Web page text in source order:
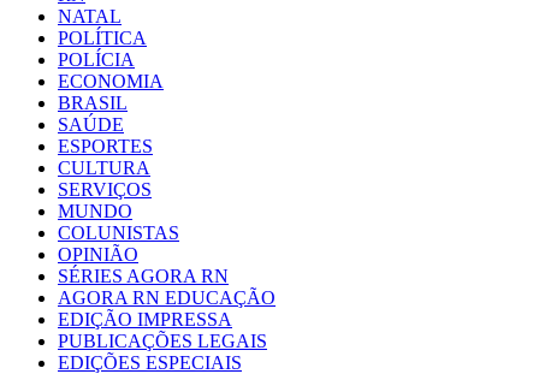
NATAL
POLÍTICA
POLÍCIA
ECONOMIA
BRASIL
SAÚDE
ESPORTES
CULTURA
SERVIÇOS
MUNDO
COLUNISTAS
OPINIÃO
SÉRIES AGORA RN
AGORA RN EDUCAÇÃO
EDIÇÃO IMPRESSA
PUBLICAÇÕES LEGAIS
EDIÇÕES ESPECIAIS